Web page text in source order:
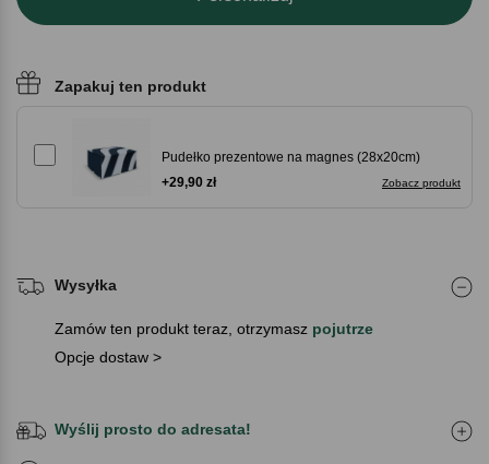
Zapakuj ten produkt
Pudełko prezentowe na magnes (28x20cm)
Zobacz produkt
+29,90 zł
Wysyłka
Zamów ten produkt teraz, otrzymasz pojutrze
Opcje dostaw >
Wyślij prosto do adresata!